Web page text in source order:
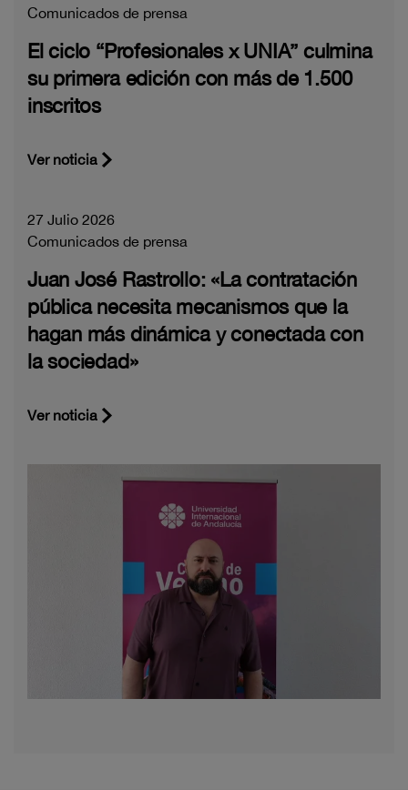
Comunicados de prensa
El ciclo “Profesionales x UNIA” culmina
su primera edición con más de 1.500
inscritos
Ver noticia
27 Julio 2026
Comunicados de prensa
Juan José Rastrollo: «La contratación
pública necesita mecanismos que la
hagan más dinámica y conectada con
la sociedad»
Ver noticia